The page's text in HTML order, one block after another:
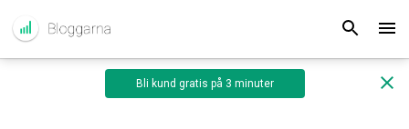
Bli kund gratis på 3 minuter